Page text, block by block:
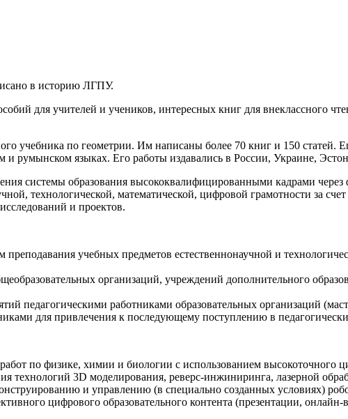
в историю ЛГПУ.
для учителей и учеников, интересных книг для внеклассного
учебника по геометрии. Им написаны более 70 книг и 150 статей.
и румынском языках. Его работы издавались в России, Украине,
системы образования высококвалифицированными кадрами через
технологической, математической, цифровой грамотности за
и проектов.
преподавания учебных предметов естественнонаучной и
организаций, учреждений дополнительного
педагогическими работниками образовательных организаций
для привлечения к последующему поступлению в
по физике, химии и биологии с использованием высокоточного
технологий 3D моделирования, реверс-инжиниринга, лазерной
и управлению (в специально созданных условиях)
цифрового образовательного контента (презентации,